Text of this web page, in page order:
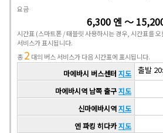
요금
6,300 엔 ～
시간표 (스마트폰 / 태블릿 사용하시는 경우, 시간표를
서비스가 표시됩니다.
총2 대의 버스 서비스가 다음 시간표에 표시됩니다.
마에바시 버스센터 지도 출발
마에바시역 남쪽 출구지도
신마에바시역지도
엔 파킹 히다카지도